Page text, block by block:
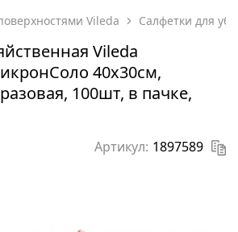
Vileda Салфетки для
Vileda
40х30см,
100шт, в пачке,
Артикул: 1897589